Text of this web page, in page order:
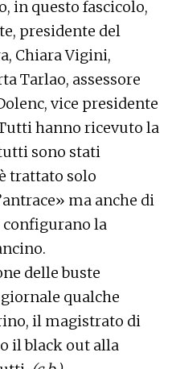
in questo fascicolo,
presidente del
Chiara Vigini,
Tarlao, assessore
vice presidente
hanno ricevuto la
sono stati
trattato solo
ma anche di
configurano la
delle buste
qualche
il magistrato di
il black out alla